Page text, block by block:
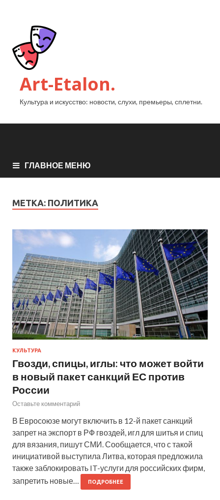
Art-Etalon.
Культура и искусство: новости, слухи, премьеры, сплетни.
ГЛАВНОЕ МЕНЮ
МЕТКА: ПОЛИТИКА
КУЛЬТУРА
Гвозди, спицы, иглы: что может войти
в новый пакет санкций ЕС против
России
Оставьте комментарий
В Евросоюзе могут включить в 12-й пакет санкций
запрет на экспорт в РФ гвоздей, игл для шитья и спиц
для вязания, пишут СМИ. Сообщается, что с такой
инициативой выступила Литва, которая предложила
также заблокировать IT-услуги для российских фирм,
запретить новые…
ПОДРОБНЕЕ